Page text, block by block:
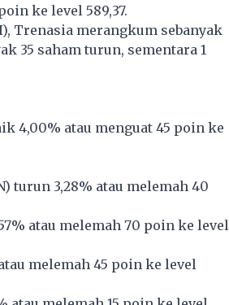
ke level 589,37.
Trenasia merangkum sebanyak
35 saham turun, sementara 1
4,00% atau menguat 45 poin ke
) turun 3,28% atau melemah 40
atau melemah 70 poin ke level
melemah 45 poin ke level